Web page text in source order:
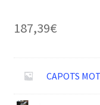
187,39€
CAPOTS